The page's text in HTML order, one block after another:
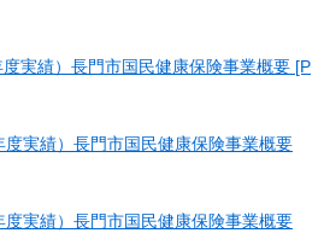
実績）長門市国民健康保険事業概要 [P
実績）長門市国民健康保険事業概要
実績）長門市国民健康保険事業概要